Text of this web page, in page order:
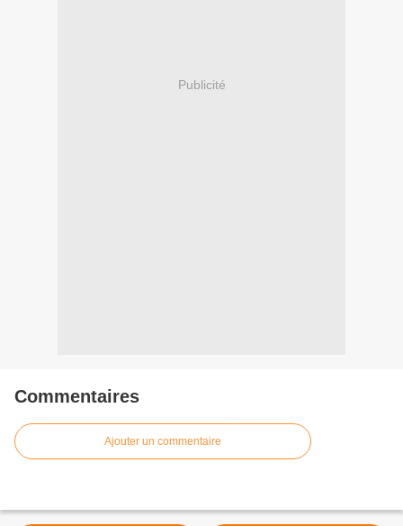
Publicité
Commentaires
Ajouter un commentaire